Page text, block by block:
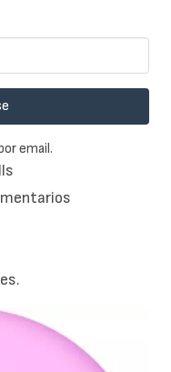
email.